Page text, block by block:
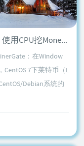
在Ubuntu/CentOS/Debian系统下，使用CPU挖Monero (XMR)币
：在Window
7下莱特币（L
Debian系统的